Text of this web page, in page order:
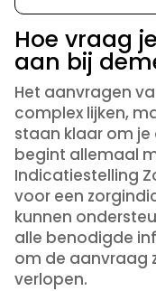
Hoe vraag
aan bij
Het aanvragen
complex lijken,
staan klaar om je
begint allemaal
Indicatiestelling
voor een
kunnen
alle benodigde
om de aanvraag
verlopen.